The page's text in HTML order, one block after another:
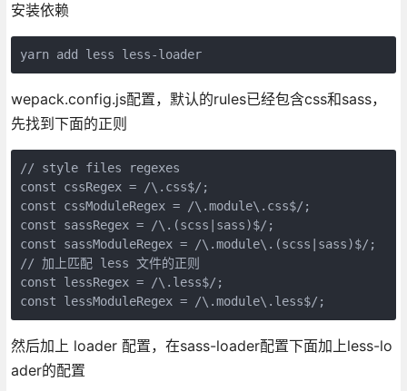
安装依赖
yarn add less less-loader
wepack.config.js配置，默认的rules已经包含css和sass，
先找到下面的正则
// style files regexes
const cssRegex = /\.css$/;
const cssModuleRegex = /\.module\.css$/;
const sassRegex = /\.(scss|sass)$/;
const sassModuleRegex = /\.module\.(scss|sass)$/;
// 加上匹配 less 文件的正则
const lessRegex = /\.less$/;
const lessModuleRegex = /\.module\.less$/;
然后加上 loader 配置，在sass-loader配置下面加上less-lo
ader的配置